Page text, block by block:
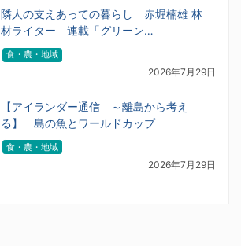
隣人の支えあっての暮らし 赤堀楠雄 林
材ライター 連載「グリーン…
食・農・地域
2026年7月29日
【アイランダー通信 ～離島から考え
る】 島の魚とワールドカップ
食・農・地域
2026年7月29日